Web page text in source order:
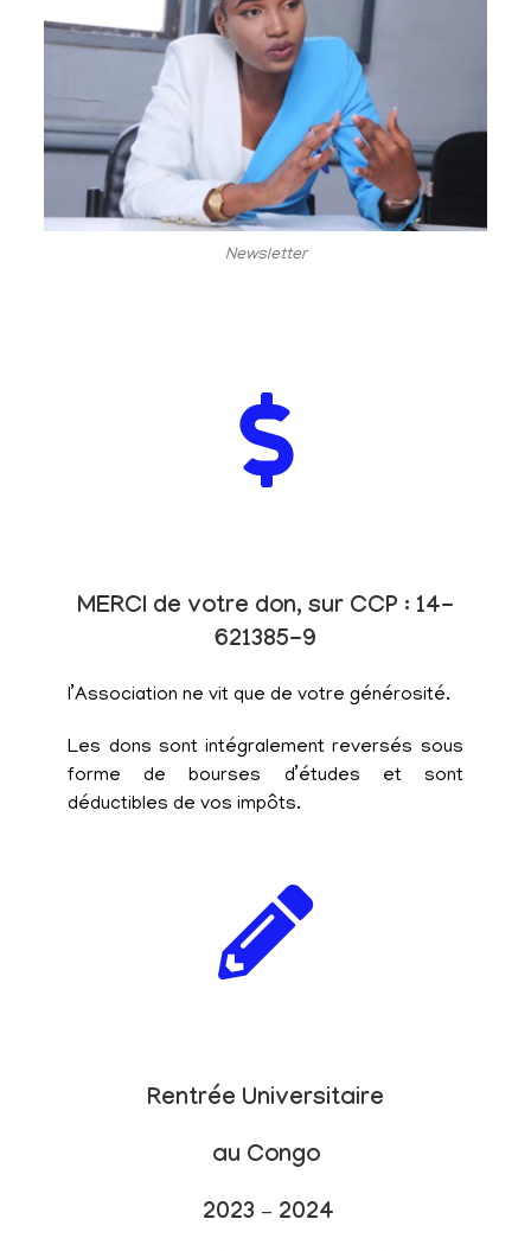
Newsletter
MERCI de votre don, sur CCP : 14-
621385-9
l’Association ne vit que de votre générosité.
Les dons sont intégralement reversés sous
forme de bourses d’études et sont
déductibles de vos impôts.
Rentrée Universitaire
au Congo
2023 – 2024